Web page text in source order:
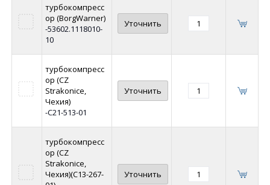
турбокомпресс
ор (BorgWarner)
-53602.1118010-
10
Уточнить
турбокомпресс
ор (CZ
Strakonice,
Чехия)
-С21-513-01
Уточнить
турбокомпресс
ор (CZ
Strakonice,
Чехия)(С13-267-
Уточнить